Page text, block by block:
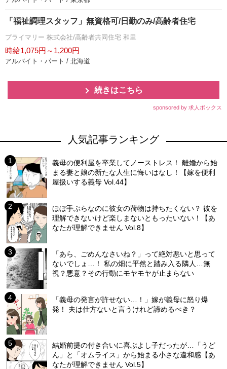
「福祉調理スタッフ」無資格可/日勤のみ/高齢者住宅
プライマリー 株式会社/高齢者共同住宅 和里
時給1,075円～1,200円
アルバイト・パート / 北海道
続きはこちら
sponsored by 求人ボックス
人気記事ランキング
義母の便利屋を卒業してノーストレス！ 離婚から始
まる妻と娘の新たな人生に悔いはなし！【嫁を便利
屋扱いする義母 Vol.44】
ほぼ手ぶらなのに彼女の荷物は持ちたくない？ 彼を
理解できないけど楽しまないともったいない！【あ
なたが理解できません Vol.8】
「あら、ごめんなさいね？」って絶対悪いと思って
ないでしょ…！ 私の畑に平然と踏み入る隣人…無
視？悪意？その行動にモヤモヤが止まらない
「義母の発言が許せない…！」嫁が義母に怒り爆
発！ 夫は仕方ないと言うけれど諦めるべき？
結婚前提の付き合いに喜ぶよし子だったが…「うど
ん」と「オムライス」から始まる小さな違和感【あ
なたが理解できません Vol.5】